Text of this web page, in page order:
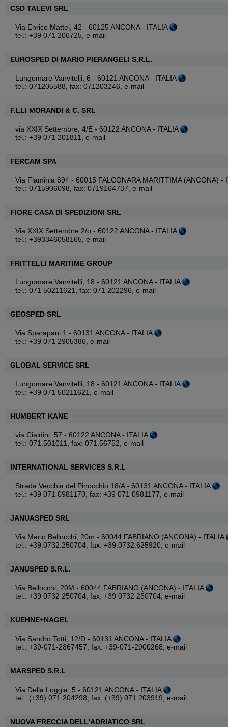
CSD TALEVI SRL
Via Enrico Mattei, 42 - 60125 ANCONA - ITALIA
tel.: +39 071 206725, e-mail
EUROSPED DI MARIO PIERANGELI S.R.L.
Lungomare Vanvitelli, 6 - 60121 ANCONA - ITALIA
tel.: 071205588, fax: 071203246, e-mail
F.LLI MORANDI & C. SRL
via XXIX Settembre, 4/E - 60122 ANCONA - ITALIA
tel.: +39 071 201811, e-mail
FERCAM SPA
Via Flaminia 694 - 60015 FALCONARA MARITTIMA (ANCONA) -
tel.: 0715906098, fax: 0719164737, e-mail
FIORE CASA DI SPEDIZIONI SRL
Via XXIX Settembre 2/o - 60122 ANCONA - ITALIA
tel.: +393346058165, e-mail
FRITTELLI MARITIME GROUP
Lungomare Vanvitelli, 18 - 60121 ANCONA - ITALIA
tel.: 071 50211621, fax: 071 202296, e-mail
GEOSPED SRL
Via Sparapani 1 - 60131 ANCONA - ITALIA
tel.: +39 071 2905386, e-mail
GLOBAL SERVICE SRL
Lungomare Vanvitelli, 18 - 60121 ANCONA - ITALIA
tel.: +39 071 50211621, e-mail
HUMBERT KANE
via Cialdini, 57 - 60122 ANCONA - ITALIA
tel.: 071.501011, fax: 071.56752, e-mail
INTERNATIONAL SERVICES S.R.L
Strada Vecchia del Pinocchio 18/A - 60131 ANCONA - ITALIA
tel.: +39 071 0981170, fax: +39 071 0981177, e-mail
JANUASPED SRL
Via Mario Bellocchi, 20m - 60044 FABRIANO (ANCONA) - ITALIA
tel.: +39.0732.250704, fax: +39.0732.625920, e-mail
JANUSPED S.R.L.
Via Bellocchi, 20M - 60044 FABRIANO (ANCONA) - ITALIA
tel.: +39 0732 250704, fax: +39 0732 250704, e-mail
KUEHNE+NAGEL
Via Sandro Totti, 12/D - 60131 ANCONA - ITALIA
tel.: +39-071-2867457, fax: +39-071-2900268, e-mail
MARSPED S.R.L
Via Della Loggia, 5 - 60121 ANCONA - ITALIA
tel.: (+39) 071 204298, fax: (+39) 071 203919, e-mail
NUOVA FRECCIA DELL'ADRIATICO SRL